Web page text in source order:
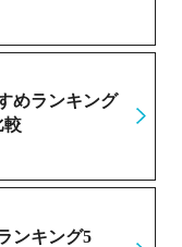
めランキング
較
ンキング5